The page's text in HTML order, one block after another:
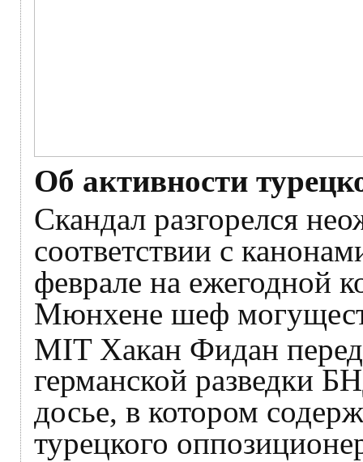
Об активности
Скандал разгорелся
соответствии с
феврале на ежегодной
Мюнхене шеф
MIT Хакан Фидан
германской разведки
досье, в котором
турецкого